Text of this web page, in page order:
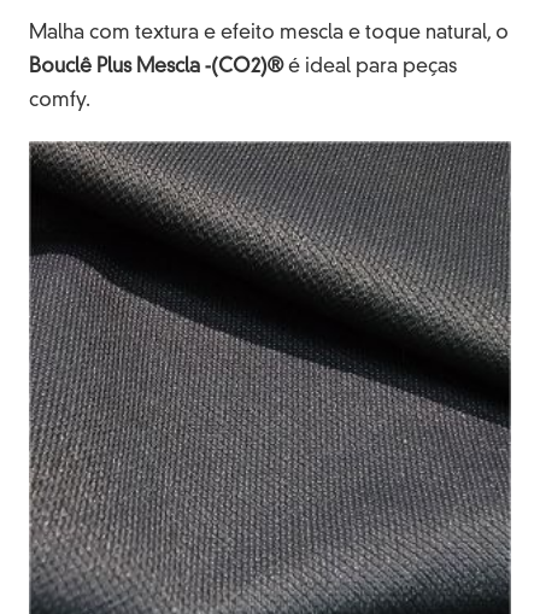
Malha com textura e efeito mescla e toque natural, o
Bouclê Plus Mescla -(CO2)®é ideal para peças
comfy.